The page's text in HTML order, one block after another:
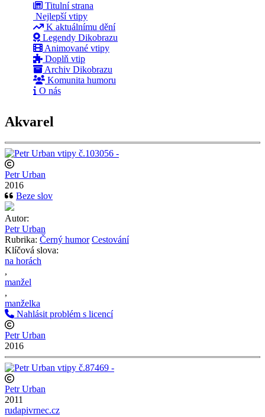
Titulní strana
Nejlepší vtipy
K aktuálnímu dění
Legendy Dikobrazu
Animované vtipy
Doplň vtip
Archiv Dikobrazu
Komunita humoru
O nás
Akvarel
Petr Urban
2016
Beze slov
Autor:
Petr Urban
Rubrika: Černý humor Cestování
Klíčová slova:
na horách
,
manžel
,
manželka
Nahlásit problém s licencí
Petr Urban
2016
Petr Urban
2011
rudapivrnec.cz